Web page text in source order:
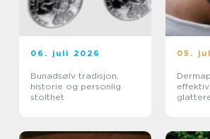
06. juli 2026
Bunadsølv tradisjon,
historie og personlig
stolthet
05.